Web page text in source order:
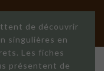
de découvrir
singulières en
Les fiches
présentent de